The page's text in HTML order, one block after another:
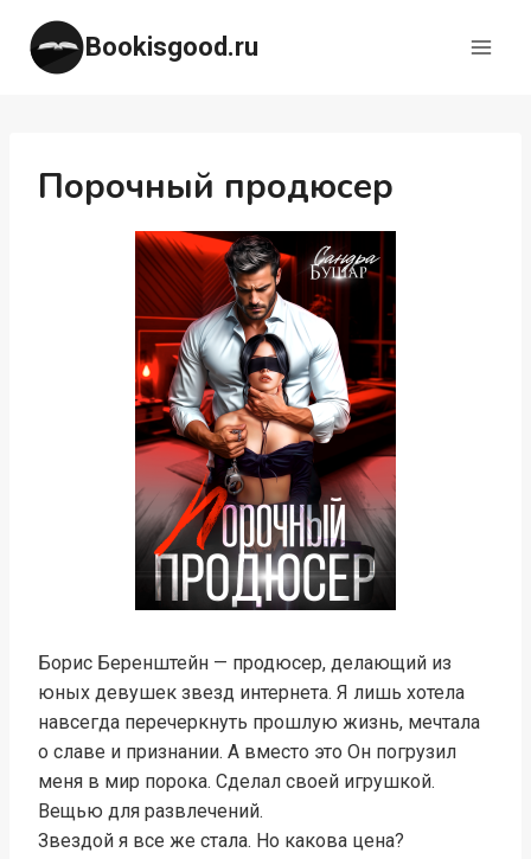
Перейти
содержимому
Bookisgood.ru
Порочный продюсер
Борис Беренштейн — продюсер, делающий из
юных девушек звезд интернета. Я лишь хотела
навсегда перечеркнуть прошлую жизнь, мечтала
о славе и признании. А вместо это Он погрузил
меня в мир порока. Сделал своей игрушкой.
Вещью для развлечений.
Звездой я все же стала. Но какова цена?